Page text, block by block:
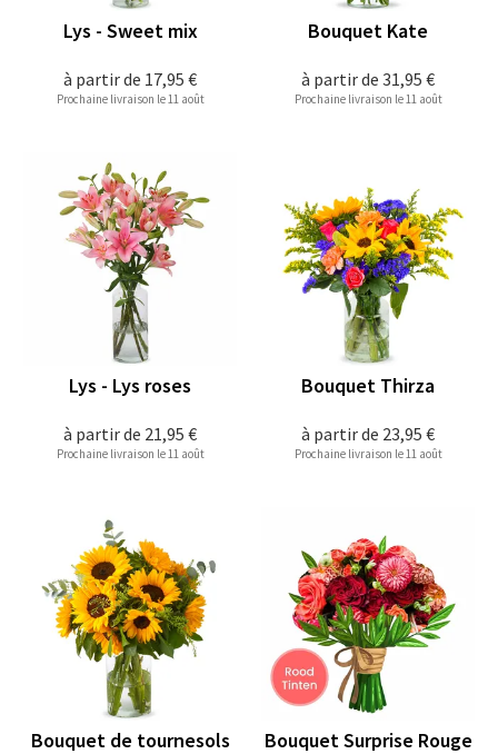
à partir de 17,95 €
Lys - Sweet mix
Prochaine livraison le 11 août
à partir de 31,95 €
Bouquet Kate
Prochaine livraison le 11 août
à partir de 21,95 €
Lys - Lys roses
Prochaine livraison le 11 août
à partir de 23,95 €
Bouquet Thirza
Prochaine livraison le 11 août
Bouquet de tournesols
Bouquet Surprise Rouge